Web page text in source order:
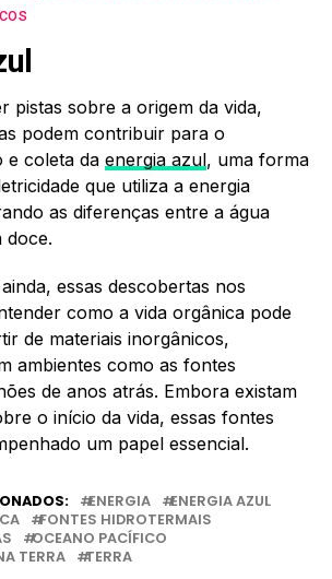
pistas sobre a origem da vida,
podem contribuir para o
e coleta da energia azul, uma forma
que utiliza a energia
as diferenças entre a água
doce.
essas descobertas nos
como a vida orgânica pode
de materiais inorgânicos,
ambientes como as fontes
de anos atrás. Embora existam
o início da vida, essas fontes
um papel essencial.
ENERGIA
ENERGIA AZUL
FONTES HIDROTERMAIS
OCEANO PACÍFICO
TERRA
TERRA